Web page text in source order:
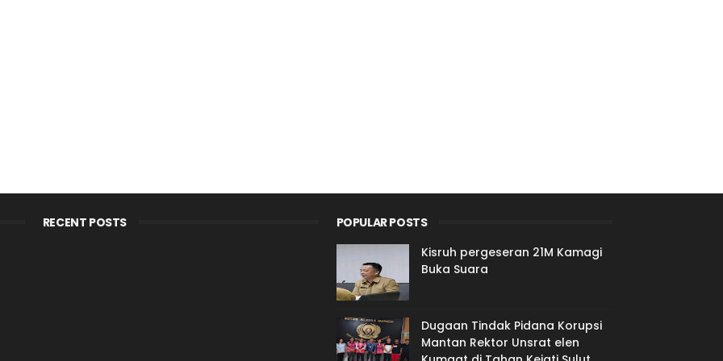
RECENT POSTS
POPULAR POSTS
Kisruh pergeseran 21M Kamagi
Buka Suara
Dugaan Tindak Pidana Korupsi
Mantan Rektor Unsrat elen